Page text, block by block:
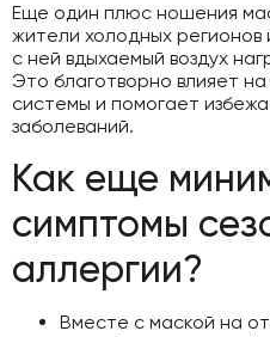
Еще один плюс ношения
жители холодных
с ней вдыхаемый воздух
Это благотворно влияет
системы и помогает
заболеваний.
Как еще
симптомы
аллергии?
Вместе с маской на